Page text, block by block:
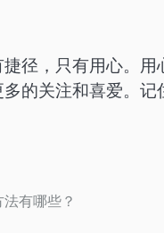
径，只有用心。
的关注和喜爱。记
有哪些？